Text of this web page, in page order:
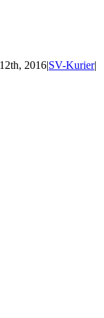
2016|SV-Kurier|